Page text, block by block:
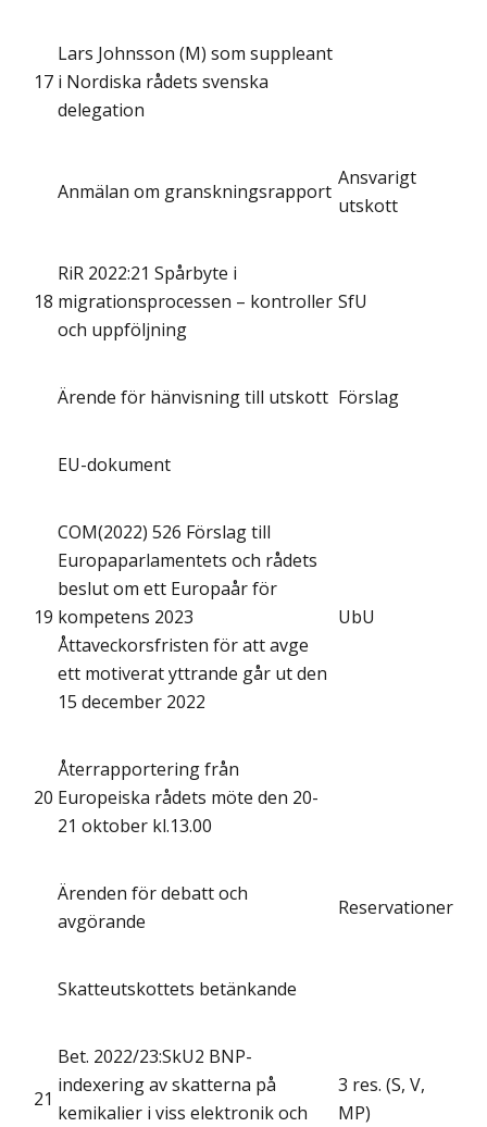
17
Lars Johnsson (M) som suppleant
i Nordiska rådets svenska
delegation
Anmälan om granskningsrapport
Ansvarigt
utskott
18
RiR 2022:21 Spårbyte i
migrationsprocessen – kontroller
och uppföljning
SfU
Ärende för hänvisning till utskott Förslag
EU-dokument
19
COM(2022) 526 Förslag till
Europaparlamentets och rådets
beslut om ett Europaår för
kompetens 2023
Åttaveckorsfristen för att avge
ett motiverat yttrande går ut den
15 december 2022
UbU
20
Återrapportering från
Europeiska rådets möte den 20-
21 oktober kl.13.00
Ärenden för debatt och
avgörande
Reservationer
Skatteutskottets betänkande
21
Bet. 2022/23:SkU2 BNP-
indexering av skatterna på
kemikalier i viss elektronik och
3 res. (S, V,
MP)